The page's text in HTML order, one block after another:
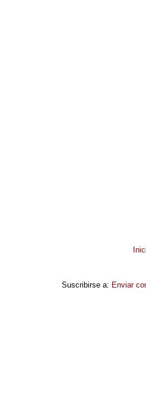
Suscribirse a: Enviar